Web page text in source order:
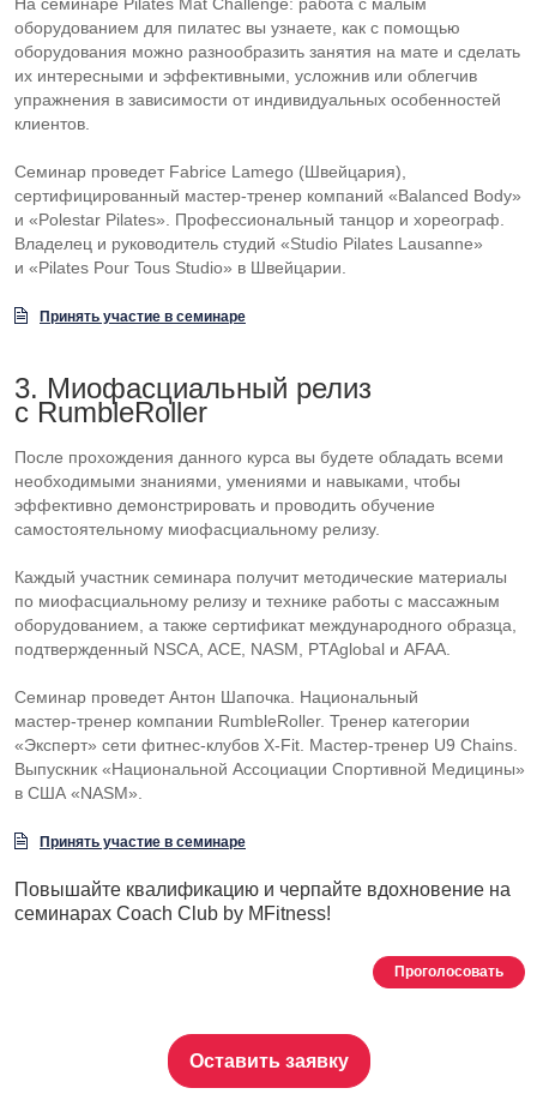
оборудованием для пилатес вы узнаете, как с помощью
оборудования можно разнообразить занятия на мате и сделать
их интересными и эффективными, усложнив или облегчив
упражнения в зависимости от индивидуальных особенностей
клиентов.
Семинар проведет Fabrice Lamego (Швейцария),
сертифицированный мастер-тренер компаний «Balanced Body»
и «Polestar Pilates». Профессиональный танцор и хореограф.
Владелец и руководитель студий «Studio Pilates Lausanne»
и «Pilates Pour Tous Studio» в Швейцарии.
Принять участие в семинаре
3. Миофасциальный релиз
с RumbleRoller
После прохождения данного курса вы будете обладать всеми
необходимыми знаниями, умениями и навыками, чтобы
эффективно демонстрировать и проводить обучение
самостоятельному миофасциальному релизу.
Каждый участник семинара получит методические материалы
по миофасциальному релизу и технике работы с массажным
оборудованием, а также сертификат международного образца,
подтвержденный NSCA, ACE, NASM, PTAglobal и AFAA.
Семинар проведет Антон Шапочка. Национальный
мастер-тренер компании RumbleRoller. Тренер категории
«Эксперт» сети фитнес-клубов X-Fit Мастер-тренер U9 Chains.
Выпускник «Национальной Ассоциации Спортивной Медицины»
в США «NASM».
Принять участие в семинаре
Повышайте квалификацию и черпайте вдохновение на
семинарах Coach Club by MFitness!
Проголосовать
Оставить заявку